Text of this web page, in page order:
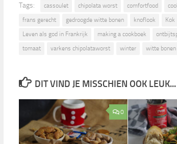
Tags: cassoulet chipolata worst comfortfood
frans gerecht
gedroogde witte bonen knoflook Kok
Leven als god in Frankrijk
making a cookboek
tomaat
varkens chipolataworst winter witte bonen
DIT VIND JE MISSCHIEN OOK LEUK...
0